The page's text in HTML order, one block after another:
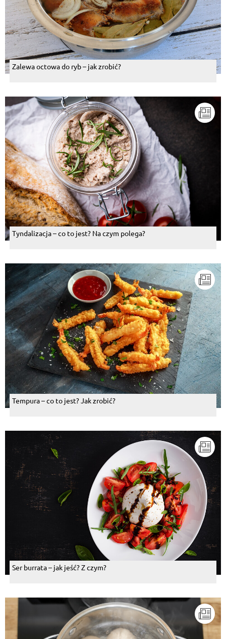
Zalewa octowa do ryb – jak zrobić?
Tyndalizacja – co to jest? Na czym polega?
Tempura – co to jest? Jak zrobić?
Ser burrata – jak jeść? Z czym?